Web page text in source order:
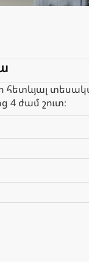
ժամ շուտ։